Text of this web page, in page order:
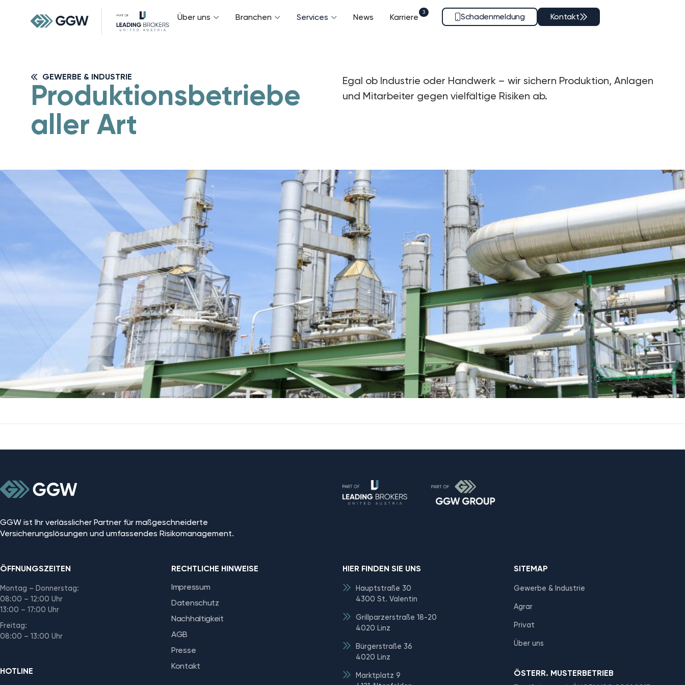
Über uns Branchen Services News Karriere
3 Schadenmeldung Kontakt
GEWERBE & INDUSTRIE
Produktionsbetriebe
aller Art
Egal ob Industrie oder Handwerk – wir sichern Produktion, Anlagen
und Mitarbeiter gegen vielfältige Risiken ab.
GGW ist Ihr verlässlicher Partner für maßgeschneiderte
Versicherungslösungen und umfassendes Risikomanagement.
ÖFFNUNGSZEITEN
Montag – Donnerstag:
08:00 – 12:00 Uhr
13:00 – 17:00 Uhr
Freitag:
08:00 – 13:00 Uhr
HOTLINE
RECHTLICHE HINWEISE
Impressum
Datenschutz
Nachhaltigkeit
AGB
Presse
Kontakt
HIER FINDEN SIE UNS
Hauptstraße 30
4300 St. Valentin
Grillparzerstraße 18-20
4020 Linz
Bürgerstraße 36
4020 Linz
Marktplatz 9
SITEMAP
Gewerbe & Industrie
Agrar
Privat
Über uns
ÖSTERR. MUSTERBETRIEB